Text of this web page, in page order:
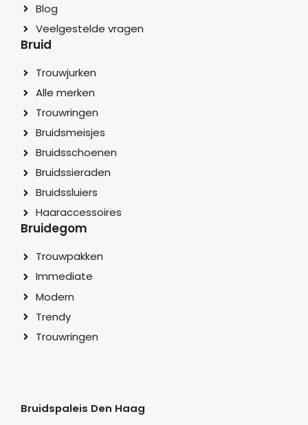
Blog
Veelgestelde vragen
Bruid
Trouwjurken
Alle merken
Trouwringen
Bruidsmeisjes
Bruidsschoenen
Bruidssieraden
Bruidssluiers
Haaraccessoires
Bruidegom
Trouwpakken
Immediate
Modern
Trendy
Trouwringen
Bruidspaleis Den Haag